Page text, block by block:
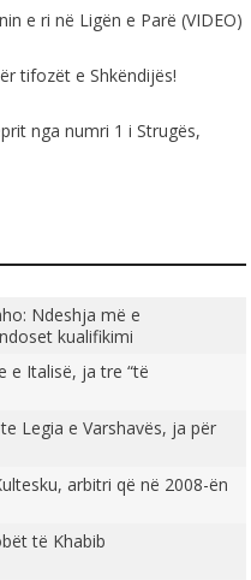
e ri në Ligën e Parë (VIDEO)
tifozët e Shkëndijës!
nga numri 1 i Strugës,
Ndeshja më e
kualifikimi
e Italisë, ja tre “të
Legia e Varshavës, ja për
arbitri që në 2008-ën
të Khabib